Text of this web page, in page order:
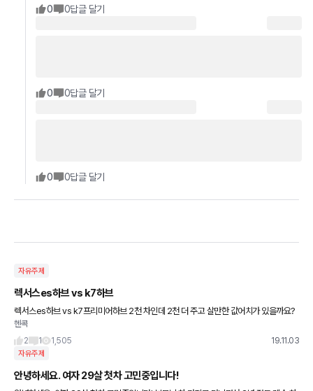
0 0답글 달기
0 0답글 달기
0 0답글 달기
자유주제
렉서스es하브 vs k7하브
렉서스es하브 vs k7프리미어하브 2천 차인데 2천 더 주고 살만한 값어치가 있을까요?
헨콕
2
1 1,505 19.11.03
자유주제
안녕하세요. 여자 29살 첫차 고민중입니다!